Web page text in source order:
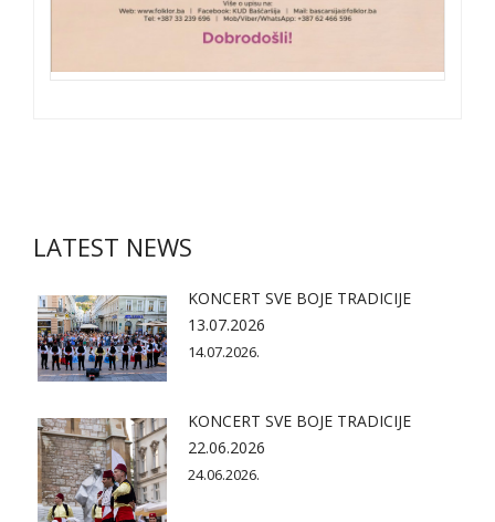
LATEST NEWS
KONCERT SVE BOJE TRADICIJE
13.07.2026
14.07.2026.
KONCERT SVE BOJE TRADICIJE
22.06.2026
24.06.2026.